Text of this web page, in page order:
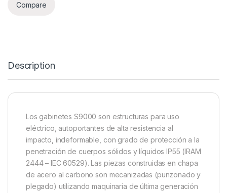
Compare
Description
Los gabinetes S9000 son estructuras para uso
eléctrico, autoportantes de alta resistencia al
impacto, indeformable, con grado de protección a la
penetración de cuerpos sólidos y líquidos IP55 (IRAM
2444 – IEC 60529). Las piezas construidas en chapa
de acero al carbono son mecanizadas (punzonado y
plegado) utilizando maquinaria de última generación